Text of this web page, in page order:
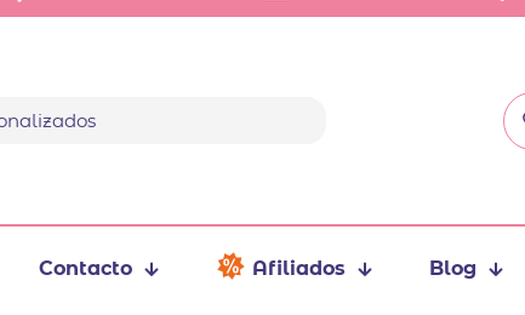
Contacto Afiliados Blog